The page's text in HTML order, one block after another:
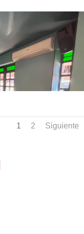
1 2 Siguiente